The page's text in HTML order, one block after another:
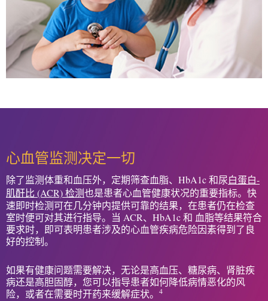
心血管监测决定一切
除了监测体重和血压外，定期筛查血脂、HbA1c 和尿白蛋白-
肌酐比 (ACR) 检测也是患者心血管健康状况的重要指标。快
速即时检测可在几分钟内提供可靠的结果，在患者仍在检查
室时便可对其进行指导。当 ACR、HbA1c 和 血脂等结果符合
要求时，即可表明患者涉及的心血管疾病危险因素得到了良
好的控制。
如果有健康问题需要解决，无论是高血压、糖尿病、肾脏疾
病还是高胆固醇，您可以指导患者如何降低病情恶化的风
险，或者在需要时开药来缓解症状。
4